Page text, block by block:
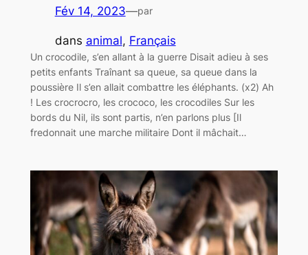
Fév 14, 2023—par
dans animal, Français
Un crocodile, s’en allant à la guerre Disait adieu à ses
petits enfants Traînant sa queue, sa queue dans la
poussière Il s’en allait combattre les éléphants. (x2) Ah
! Les crocrocro, les crococo, les crocodiles Sur les
bords du Nil, ils sont partis, n’en parlons plus [Il
fredonnait une marche militaire Dont il mâchait…